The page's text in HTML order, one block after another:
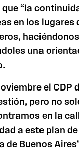
“la
en los
una
el CDP
pero no
en la
a este plan
de Buenos